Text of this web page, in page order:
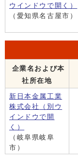
ウインドウで開く）
（愛知県名古屋市）
企業名および本
社所在地
新日本金属工業
株式会社
（別ウ
インドウで開
く）
（岐阜県岐阜
市）